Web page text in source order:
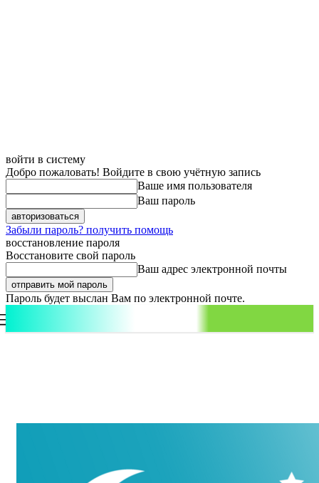
войти в систему
Добро пожаловать! Войдите в свою учётную запись
Ваше имя пользователя
Ваш пароль
Забыли пароль? получить помощь
восстановление пароля
Восстановите свой пароль
Ваш адрес электронной почты
Пароль будет выслан Вам по электронной почте.